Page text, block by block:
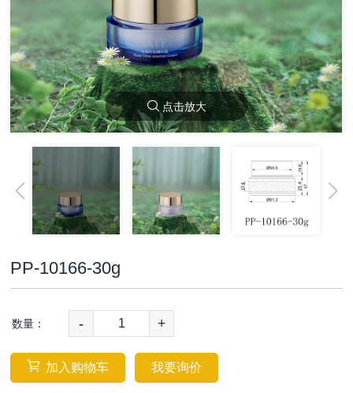
点击放大
PP-10166-30g
数量： - +
加入购物车 我要询价